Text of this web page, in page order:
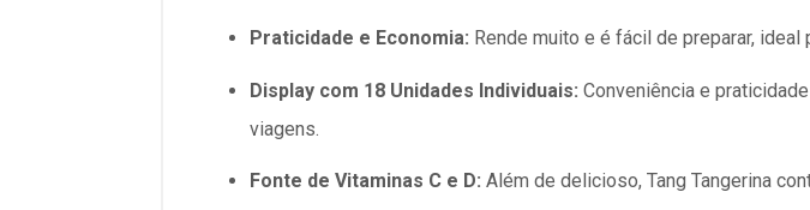
Praticidade e Economia: Rende muito e é fácil de preparar,
Display com 18 Unidades Individuais: Conveniência e
viagens.
Fonte de Vitaminas C e D: Além de delicioso, Tang Tangerina